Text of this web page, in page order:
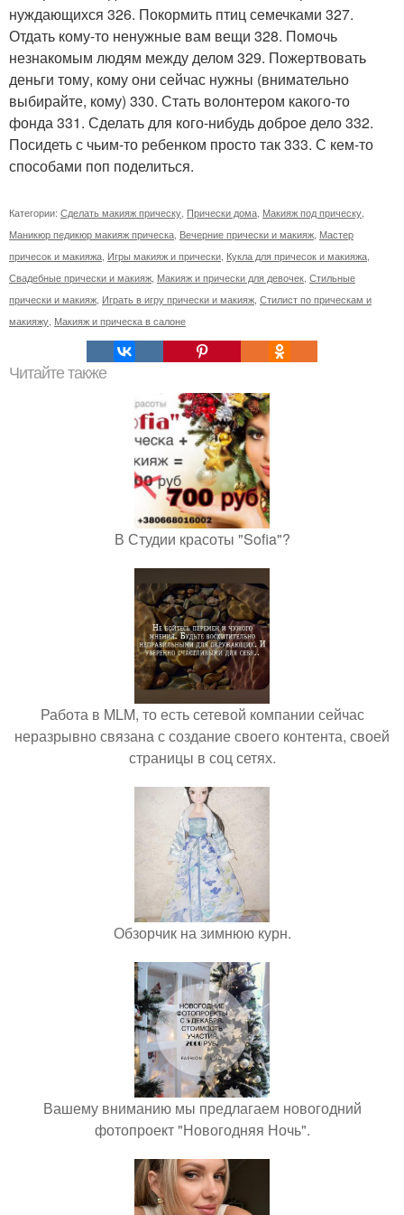
нуждающихся 326. Покормить птиц семечками 327.
Отдать кому-то ненужные вам вещи 328. Помочь
незнакомым людям между делом 329. Пожертвовать
деньги тому, кому они сейчас нужны (внимательно
выбирайте, кому) 330. Стать волонтером какого-то
фонда 331. Сделать для кого-нибудь доброе дело 332.
Посидеть с чьим-то ребенком просто так 333. С кем-то
способами поп поделиться.
Категории: Сделать макияж прическу Прически дома Макияж под прическу
Маникюр педикюр макияж прическа Вечерние прически и макияж Мастер
причесок и макияжа Игры макияж и прически Кукла для причесок и макияжа
Свадебные прически и макияж Макияж и прически для девочек Стильные
прически и макияж Играть в игру прически и макияж Стилист по прическам и
макияжу Макияж и прическа в салоне
Читайте также
В Студии красоты "Sofia"?
Работа в MLM, то есть сетевой компании сейчас
неразрывно связана с создание своего контента, своей
страницы в соц сетях.
Обзорчик на зимнюю курн.
Вашему вниманию мы предлагаем новогодний
фотопроект "Новогодняя Ночь".